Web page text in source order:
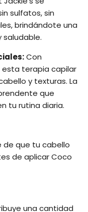
sulfatos, sin
brindándote una
saludable.
Con
terapia capilar
y texturas. La
que
tu rutina diaria.
de que tu cabello
de aplicar Coco
una cantidad